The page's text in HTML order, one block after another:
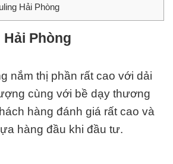
Hải Phòng
Phòng
nắm thị phần rất cao với dải
cùng với bề dạy thương
hàng đánh giá rất cao và
hàng đầu khi đầu tư.